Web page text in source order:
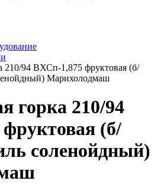
210/94 ВХСп-1,875 фруктовая (б/
Марихолодмаш
горка 210/94
(б/
соленойдный)